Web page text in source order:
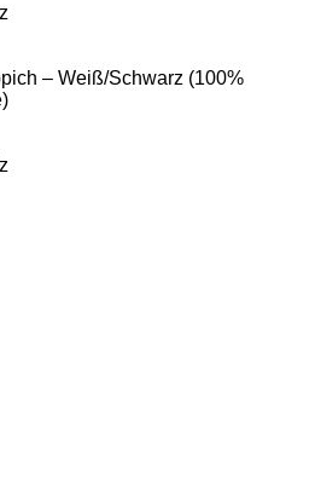
– Weiß/Schwarz (100%